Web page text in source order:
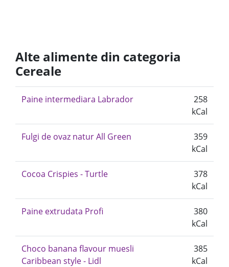
Alte alimente din categoria
Cereale
Paine intermediara Labrador
258
kCal
Fulgi de ovaz natur All Green
359
kCal
Cocoa Crispies - Turtle
378
kCal
Paine extrudata Profi
380
kCal
Choco banana flavour muesli
Caribbean style - Lidl
385
kCal